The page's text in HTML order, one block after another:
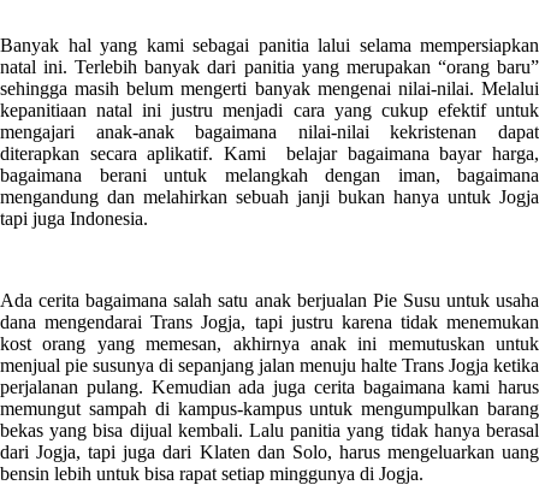
Banyak hal yang kami sebagai panitia lalui selama mempersiapkan
natal ini. Terlebih banyak dari panitia yang merupakan “orang baru”
sehingga masih belum mengerti banyak mengenai nilai-nilai. Melalui
kepanitiaan natal ini justru menjadi cara yang cukup efektif untuk
mengajari anak-anak bagaimana nilai-nilai kekristenan dapat
diterapkan secara aplikatif. Kami belajar bagaimana bayar harga,
bagaimana berani untuk melangkah dengan iman, bagaimana
mengandung dan melahirkan sebuah janji bukan hanya untuk Jogja
tapi juga Indonesia.
Ada cerita bagaimana salah satu anak berjualan Pie Susu untuk usaha
dana mengendarai Trans Jogja, tapi justru karena tidak menemukan
kost orang yang memesan, akhirnya anak ini memutuskan untuk
menjual pie susunya di sepanjang jalan menuju halte Trans Jogja ketika
perjalanan pulang. Kemudian ada juga cerita bagaimana kami harus
memungut sampah di kampus-kampus untuk mengumpulkan barang
bekas yang bisa dijual kembali. Lalu panitia yang tidak hanya berasal
dari Jogja, tapi juga dari Klaten dan Solo, harus mengeluarkan uang
bensin lebih untuk bisa rapat setiap minggunya di Jogja.